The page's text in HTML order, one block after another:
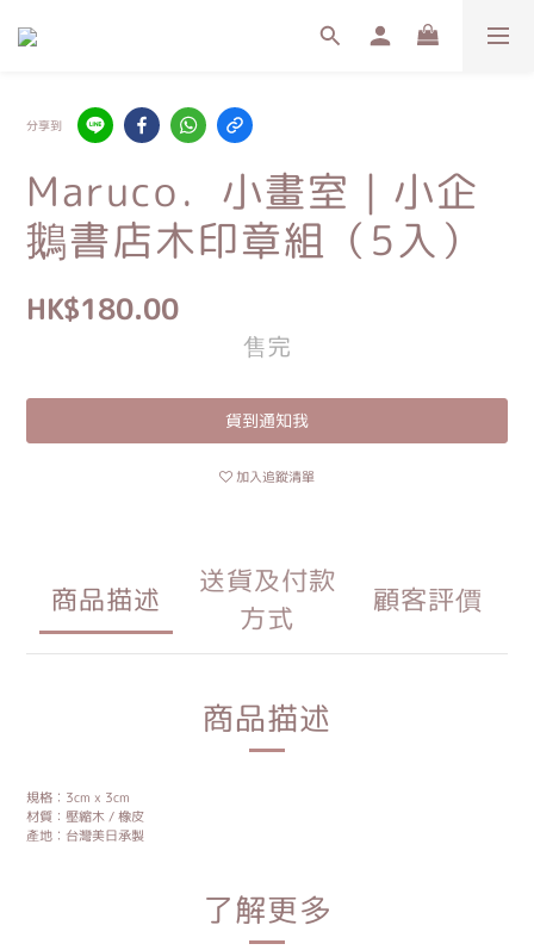
分享到
Maruco．小畫室｜小企
鵝書店木印章組（5入）
HK$180.00
售完
貨到通知我
加入追蹤清單
商品描述
送貨及付款
方式
顧客評價
商品描述
規格︰3cm x 3cm
材質：壓縮木 / 橡皮
產地︰台灣美日承製
了解更多